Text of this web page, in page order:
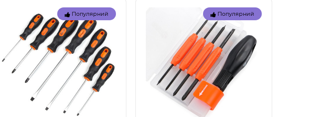
Intex 29039 – термометр для
басейнів: точність і надійність
від лідера ринку Intex 29039 –
це якіс..
155 грн.
Опис надувного жилета для
плавання Bestway 32034
Bestway 32034 — це якісний
надувний жилет дл..
221 грн.
Популярний Популярний